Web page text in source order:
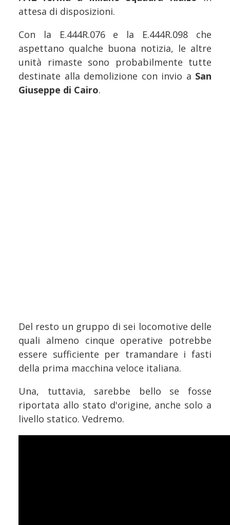
attesa di disposizioni.
Con la E.444R.076 e la E.444R.098 che
aspettano qualche buona notizia, le altre
unità rimaste sono probabilmente tutte
destinate alla demolizione con invio a San
Giuseppe di Cairo.
Del resto un gruppo di sei locomotive delle
quali almeno cinque operative potrebbe
essere sufficiente per tramandare i fasti
della prima macchina veloce italiana.
Una, tuttavia, sarebbe bello se fosse
riportata allo stato d'origine, anche solo a
livello statico. Vedremo.